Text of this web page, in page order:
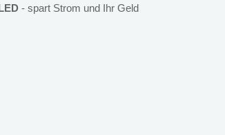
- spart Strom und Ihr Geld